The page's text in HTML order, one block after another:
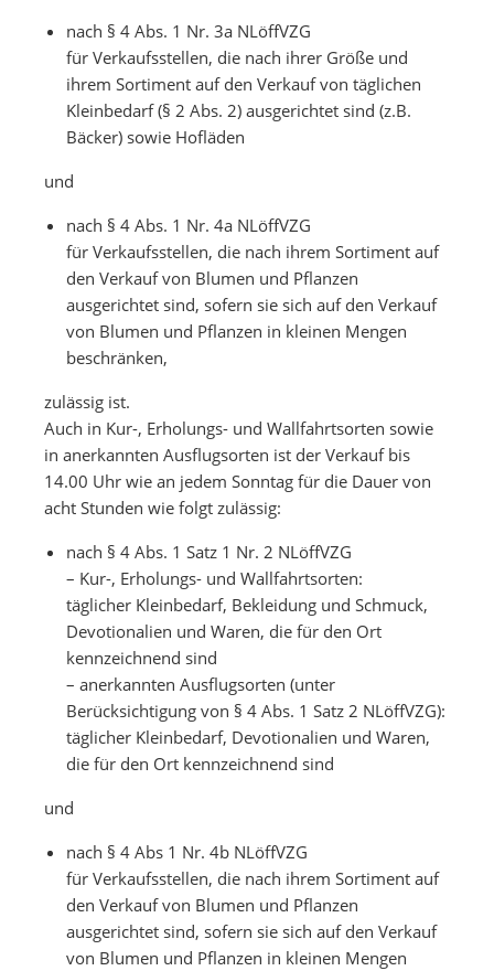
nach § 4 Abs. 1 Nr. 3a NLöffVZG
für Verkaufsstellen, die nach ihrer Größe und
ihrem Sortiment auf den Verkauf von täglichen
Kleinbedarf (§ 2 Abs. 2) ausgerichtet sind (z.B.
Bäcker) sowie Hofläden
und
nach § 4 Abs. 1 Nr. 4a NLöffVZG
für Verkaufsstellen, die nach ihrem Sortiment auf
den Verkauf von Blumen und Pflanzen
ausgerichtet sind, sofern sie sich auf den Verkauf
von Blumen und Pflanzen in kleinen Mengen
beschränken,
zulässig ist.
Auch in Kur-, Erholungs- und Wallfahrtsorten sowie
in anerkannten Ausflugsorten ist der Verkauf bis
14.00 Uhr wie an jedem Sonntag für die Dauer von
acht Stunden wie folgt zulässig:
nach § 4 Abs. 1 Satz 1 Nr. 2 NLöffVZG
– Kur-, Erholungs- und Wallfahrtsorten:
täglicher Kleinbedarf, Bekleidung und Schmuck,
Devotionalien und Waren, die für den Ort
kennzeichnend sind
– anerkannten Ausflugsorten (unter
Berücksichtigung von § 4 Abs. 1 Satz 2 NLöffVZG):
täglicher Kleinbedarf, Devotionalien und Waren,
die für den Ort kennzeichnend sind
und
nach § 4 Abs 1 Nr. 4b NLöffVZG
für Verkaufsstellen, die nach ihrem Sortiment auf
den Verkauf von Blumen und Pflanzen
ausgerichtet sind, sofern sie sich auf den Verkauf
von Blumen und Pflanzen in kleinen Mengen